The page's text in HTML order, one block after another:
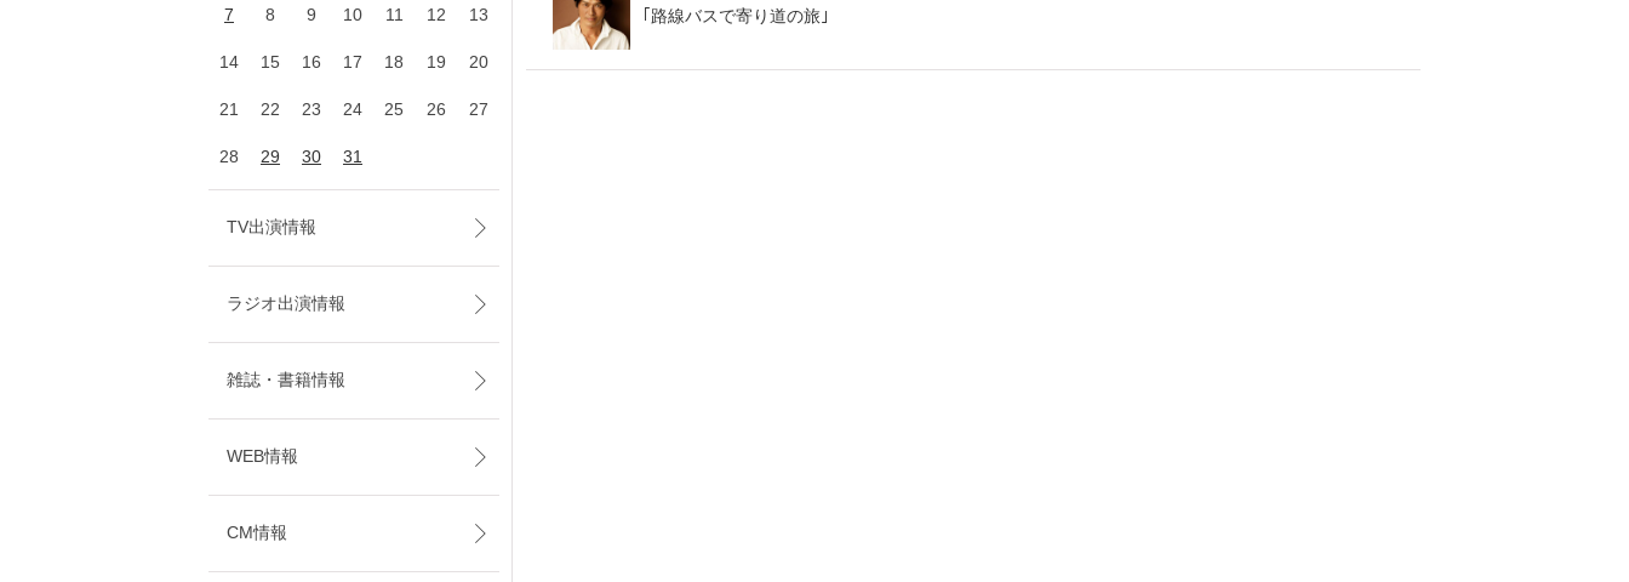
｢路線バスで寄り道の旅｣
7 8 9 10 11 12 13
14 15 16 17 18 19 20
21 22 23 24 25 26 27
28 29 30 31
TV出演情報
ラジオ出演情報
雑誌・書籍情報
WEB情報
CM情報